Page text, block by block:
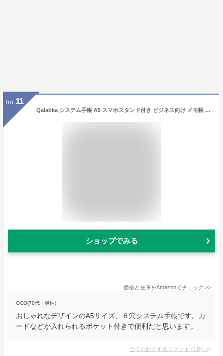
no. 11
Qalabka システム手帳 A5 スマホスタンド付き ビジネス向け メモ帳 ルーズリーフ 6穴 スオフィス用品 卒業記念品 退職 就職 昇進お祝い プレゼント (キャメル)
ショップでみる
価格と在庫をAmazonでチェック >>
OCO(70代・男性)
おしゃれなデザインのA5サイズ、６穴システム手帳です。カ
ードなどが入れられるポケット付きで便利だと思います。
全てのおすすめコメント (1件) >